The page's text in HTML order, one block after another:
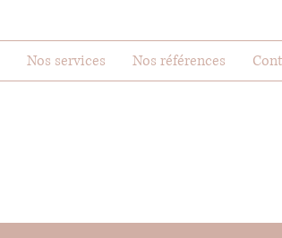
Nos services Nos références